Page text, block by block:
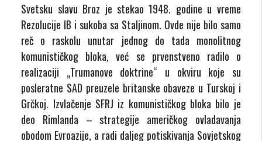
Svetsku slavu Broz je stekao 1948. godine u vreme
Rezolucije IB i sukoba sa Staljinom. Ovde nije bilo samo
reč o raskolu unutar jednog do tada monolitnog
komunističkog bloka, već se prvenstveno radilo o
realizaciji „Trumanove doktrine“ u okviru koje su
posleratne SAD preuzele britanske obaveze u Turskoj i
Grčkoj. Izvlačenje SFRJ iz komunističkog bloka bilo je
deo Rimlanda – strategije američkog ovladavanja
obodom Evroazije, a radi daljeg potiskivanja Sovjetskog